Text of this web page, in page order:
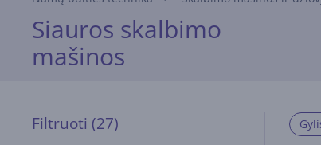
Siauros skalbimo
mašinos
Filtruoti (27)